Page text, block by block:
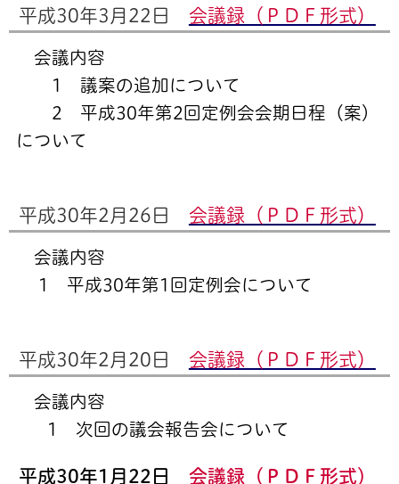
平成30年3月22日 会議録（ＰＤＦ形式）
会議内容
1 議案の追加について
2 平成30年第2回定例会会期日程（案）
について
平成30年2月26日 会議録（ＰＤＦ形式）
会議内容
1 平成30年第1回定例会について
平成30年2月20日 会議録（ＰＤＦ形式）
会議内容
1 次回の議会報告会について
平成30年1月22日 会議録（ＰＤＦ形式）